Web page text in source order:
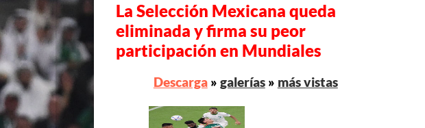
La Selección Mexicana queda
eliminada y firma su peor
participación en Mundiales
Descarga» galerías» más vistas